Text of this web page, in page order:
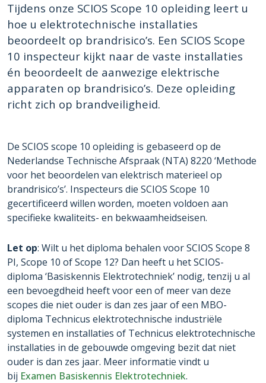
Tijdens onze SCIOS Scope 10 opleiding leert u
hoe u elektrotechnische installaties
beoordeelt op brandrisico’s. Een SCIOS Scope
10 inspecteur kijkt naar de vaste installaties
én beoordeelt de aanwezige elektrische
apparaten op brandrisico’s. Deze opleiding
richt zich op brandveiligheid.
De SCIOS scope 10 opleiding is gebaseerd op de
Nederlandse Technische Afspraak (NTA) 8220 ‘Methode
voor het beoordelen van elektrisch materieel op
brandrisico’s’. Inspecteurs die SCIOS Scope 10
gecertificeerd willen worden, moeten voldoen aan
specifieke kwaliteits- en bekwaamheidseisen.
Let op: Wilt u het diploma behalen voor SCIOS Scope 8
PI, Scope 10 of Scope 12? Dan heeft u het SCIOS-
diploma ‘Basiskennis Elektrotechniek’ nodig, tenzij u al
een bevoegdheid heeft voor een of meer van deze
scopes die niet ouder is dan zes jaar of een MBO-
diploma Technicus elektrotechnische industriële
systemen en installaties of Technicus elektrotechnische
installaties in de gebouwde omgeving bezit dat niet
ouder is dan zes jaar. Meer informatie vindt u
bij Examen Basiskennis Elektrotechniek.